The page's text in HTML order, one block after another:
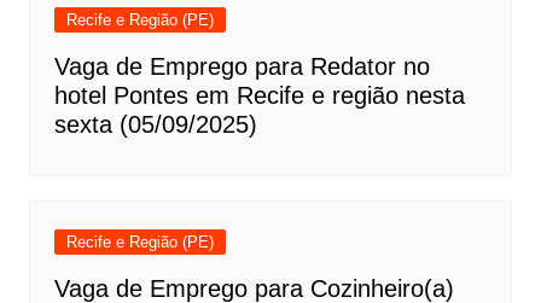
Recife e Região (PE)
Vaga de Emprego para Redator no
hotel Pontes em Recife e região nesta
sexta (05/09/2025)
Recife e Região (PE)
Vaga de Emprego para Cozinheiro(a)